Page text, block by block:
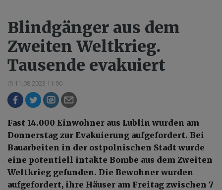
Blindgänger aus dem
Zweiten Weltkrieg.
Tausende evakuiert
11.08.2023 11:00
Fast 14.000 Einwohner aus Lublin wurden am
Donnerstag zur Evakuierung aufgefordert. Bei
Bauarbeiten in der ostpolnischen Stadt wurde
eine potentiell intakte Bombe aus dem Zweiten
Weltkrieg gefunden. Die Bewohner wurden
aufgefordert, ihre Häuser am Freitag zwischen 7